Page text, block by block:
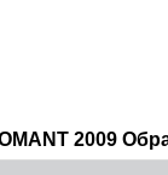
2009